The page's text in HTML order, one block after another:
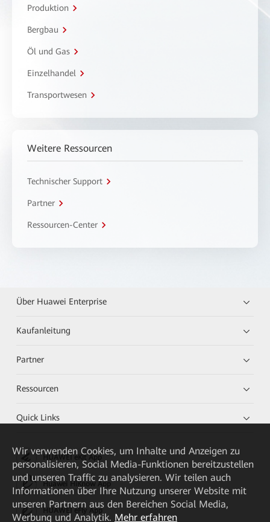
Produktion
Bergbau
Öl und Gas
Einzelhandel
Transportwesen
Weitere Ressourcen
Technischer Support
Partner
Ressourcen-Center
Über Huawei Enterprise
Kaufanleitung
Partner
Ressourcen
Quick Links
HUAWEI eKit App
Huawei HiKnow App
HUAWEI eFly App
Wir verwenden Cookies, um Inhalte und Anzeigen zu
personalisieren, Social Media-Funktionen bereitzustellen
und unseren Traffic zu analysieren. Wir teilen auch
Informationen über Ihre Nutzung unserer Website mit
unseren Partnern aus den Bereichen Social Media,
Werbung und Analytik. Mehr erfahren